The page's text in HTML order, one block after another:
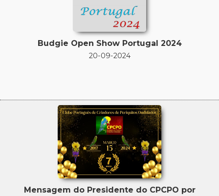
Budgie Open Show Portugal 2024
20-09-2024
Mensagem do Presidente do CPCPO por